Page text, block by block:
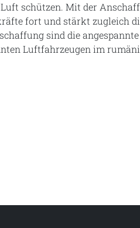
schützen. Mit der
fort und stärkt zugleich
sind die
Luftfahrzeugen im